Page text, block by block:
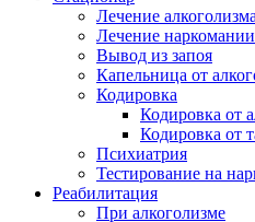
Лечение алкоголизма
Лечение наркомании
Вывод из запоя
Капельница от
Кодировка
Кодировка от
Кодировка от
Психиатрия
Тестирование на
Реабилитация
При алкоголизме